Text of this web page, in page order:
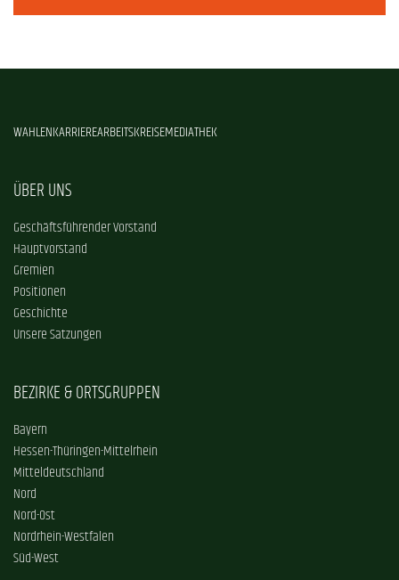
WAHLENKARRIEREARBEITSKREISEMEDIATHEK
ÜBER UNS
Geschäftsführender Vorstand
Hauptvorstand
Gremien
Positionen
Geschichte
Unsere Satzungen
BEZIRKE & ORTSGRUPPEN
Bayern
Hessen-Thüringen-Mittelrhein
Mitteldeutschland
Nord
Nord-Ost
Nordrhein-Westfalen
Süd-West